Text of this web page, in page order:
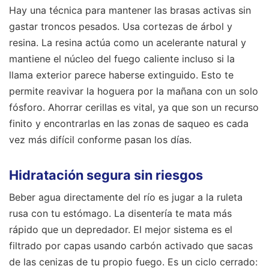
Hay una técnica para mantener las brasas activas sin
gastar troncos pesados. Usa cortezas de árbol y
resina. La resina actúa como un acelerante natural y
mantiene el núcleo del fuego caliente incluso si la
llama exterior parece haberse extinguido. Esto te
permite reavivar la hoguera por la mañana con un solo
fósforo. Ahorrar cerillas es vital, ya que son un recurso
finito y encontrarlas en las zonas de saqueo es cada
vez más difícil conforme pasan los días.
Hidratación segura sin riesgos
Beber agua directamente del río es jugar a la ruleta
rusa con tu estómago. La disentería te mata más
rápido que un depredador. El mejor sistema es el
filtrado por capas usando carbón activado que sacas
de las cenizas de tu propio fuego. Es un ciclo cerrado: